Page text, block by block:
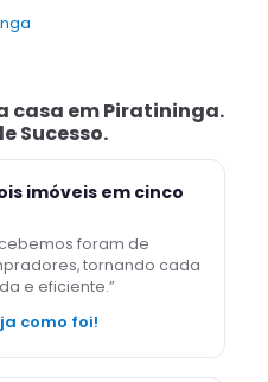
casa emPiratininga.
Sucesso.
imóveis em cinco
foram de
tornando cada
e eficiente.”
como foi!